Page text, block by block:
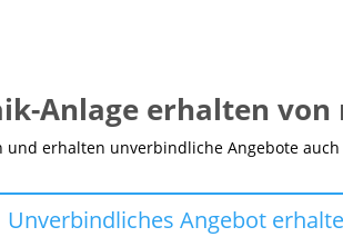
Anlage erhalten
und erhalten unverbindliche Angebote auch
Unverbindliches Angebot